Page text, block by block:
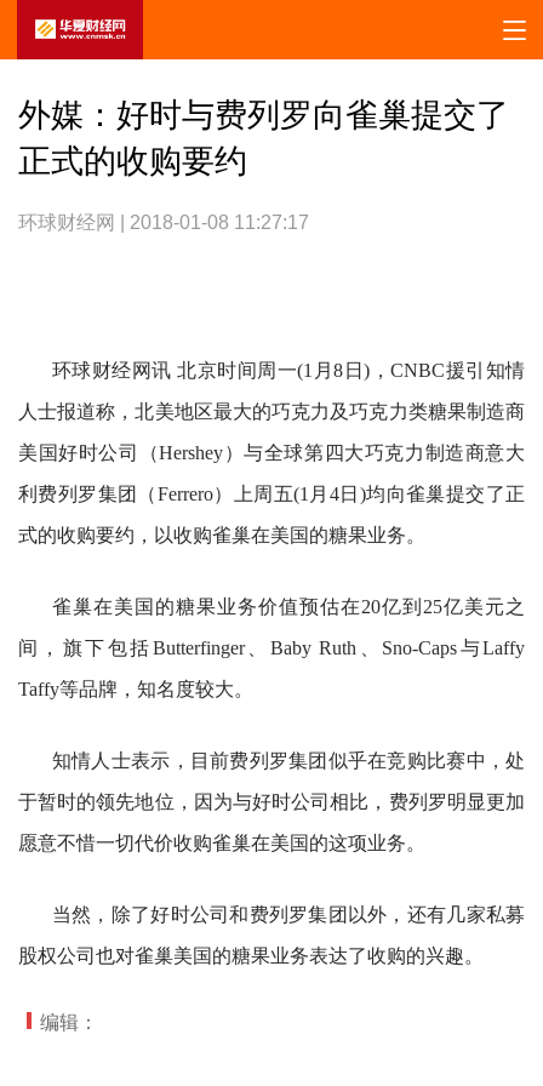
外媒：好时与费列罗向雀巢提交了
正式的收购要约
环球财经网 | 2018-01-08 11:27:17
环球财经网讯 北京时间周一(1月8日)，CNBC援引知情
人士报道称，北美地区最大的巧克力及巧克力类糖果制造商
美国好时公司（Hershey）与全球第四大巧克力制造商意大
利费列罗集团（Ferrero）上周五(1月4日)均向雀巢提交了正
式的收购要约，以收购雀巢在美国的糖果业务。
雀巢在美国的糖果业务价值预估在20亿到25亿美元之
间，旗下包括Butterfinger、Baby Ruth、Sno-Caps与Laffy
Taffy等品牌，知名度较大。
知情人士表示，目前费列罗集团似乎在竞购比赛中，处
于暂时的领先地位，因为与好时公司相比，费列罗明显更加
愿意不惜一切代价收购雀巢在美国的这项业务。
当然，除了好时公司和费列罗集团以外，还有几家私募
股权公司也对雀巢美国的糖果业务表达了收购的兴趣。
编辑：